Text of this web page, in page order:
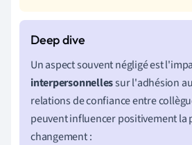
Un aspect souvent négligé est
interpersonnellessur l'adhésion
relations de confiance entre
peuvent influencer positivement la
changement :